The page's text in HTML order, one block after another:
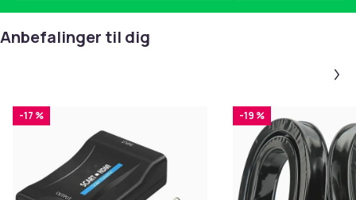
Anbefalinger til dig
-17 % -19 %